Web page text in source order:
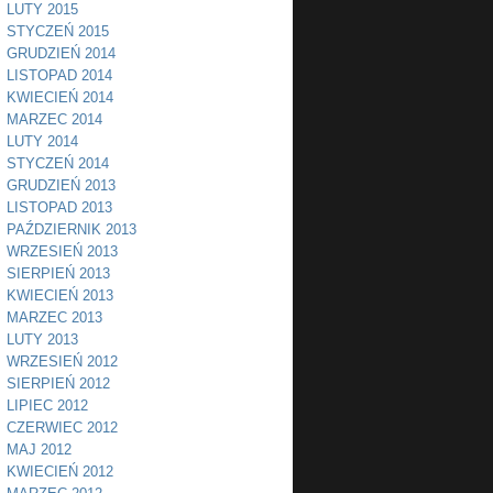
LUTY 2015
STYCZEŃ 2015
GRUDZIEŃ 2014
LISTOPAD 2014
KWIECIEŃ 2014
MARZEC 2014
LUTY 2014
STYCZEŃ 2014
GRUDZIEŃ 2013
LISTOPAD 2013
PAŹDZIERNIK 2013
WRZESIEŃ 2013
SIERPIEŃ 2013
KWIECIEŃ 2013
MARZEC 2013
LUTY 2013
WRZESIEŃ 2012
SIERPIEŃ 2012
LIPIEC 2012
CZERWIEC 2012
MAJ 2012
KWIECIEŃ 2012